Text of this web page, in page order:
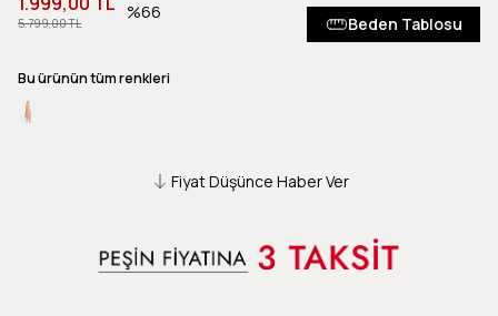
5.799,00 TL
66
Beden Tablosu
Bu ürünün tüm renkleri
Fiyat Düşünce Haber Ver